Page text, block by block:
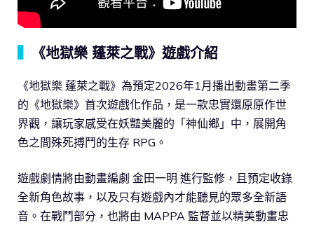
《地獄樂 蓬萊之戰》遊戲介紹
《地獄樂 蓬萊之戰》為預定2026年1月播出動畫第二季
的《地獄樂》首次遊戲化作品，是一款忠實還原原作世
界觀，讓玩家感受在妖豔美麗的「神仙鄉」中，展開角
色之間殊死搏鬥的生存 RPG。
遊戲劇情將由動畫編劇 金田一明 進行監修，且預定收錄
全新角色故事，以及只有遊戲內才能聽見的眾多全新語
音。在戰鬥部分，也將由 MAPPA 監督並以精美動畫忠